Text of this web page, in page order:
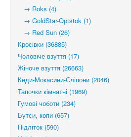
→ Roks (4)
→ GoldStar-Optstok (1)
→ Red Sun (26)
Кросівки (36885)
Чоловіче взуття (17)
Жіноче взуття (26663)
Кеди-Мокасини-Сліпони (2046)
Тапочки кімнатні (1969)
Гумові чоботи (234)
Бутси, копи (657)
Підліток (590)